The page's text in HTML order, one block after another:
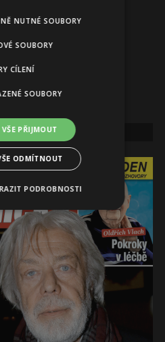
NEJNOVĚJŠÍ VYDÁNÍ
NUTNÉ SOUBORY
SOUBORY
CÍLENÍ
SOUBORY
VŠE PŘIJMOUT
ODMÍTNOUT
PODROBNOSTI